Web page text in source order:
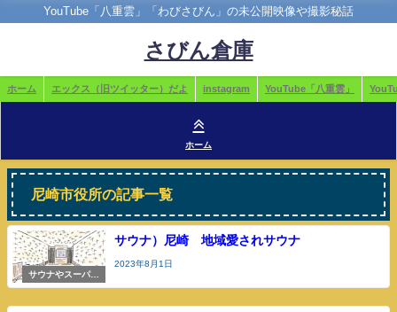
YouTube「八重雲」「わびさびん」の未公開映像や撮影秘話
さびん倉庫
ホーム エックス（旧ツイッター）だよ instagram YouTube「八重雲」
ホーム
尼崎市役所の記事一覧
サウナやスーパー
銭湯
サウナ）尼崎 地域愛されサウナ
2023年8月1日